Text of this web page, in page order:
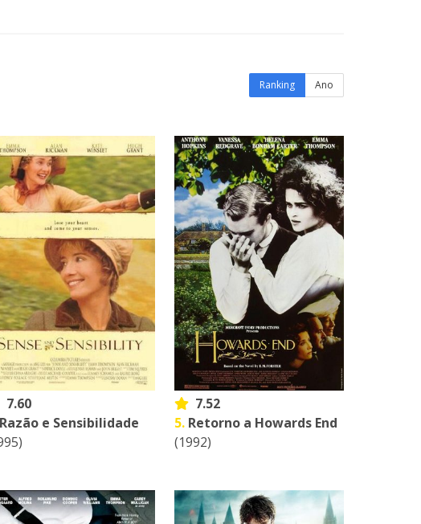
Ranking Ano
7.60
Razão e Sensibilidade
7.52
5. Retorno a Howards End
(1992)